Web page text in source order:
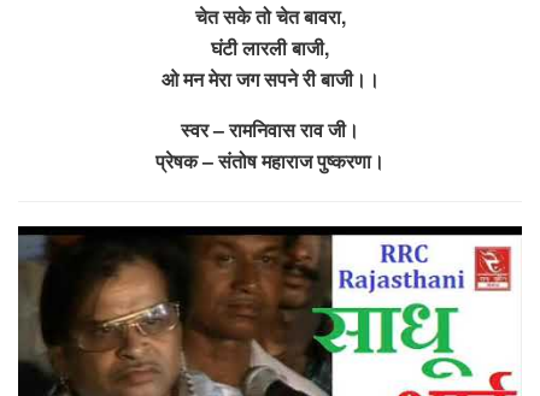
चेत सके तो चेत बावरा,
घंटी लारली बाजी,
ओ मन मेरा जग सपने री बाजी।।
स्वर – रामनिवास राव जी।
प्रेषक – संतोष महाराज पुष्करणा।